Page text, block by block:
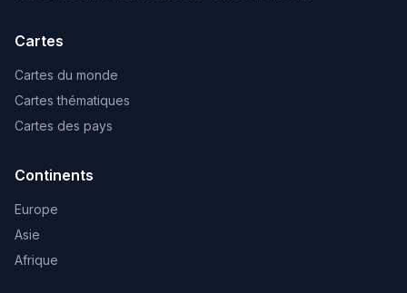
Cartes
Cartes du monde
Cartes thématiques
Cartes des pays
Continents
Europe
Asie
Afrique